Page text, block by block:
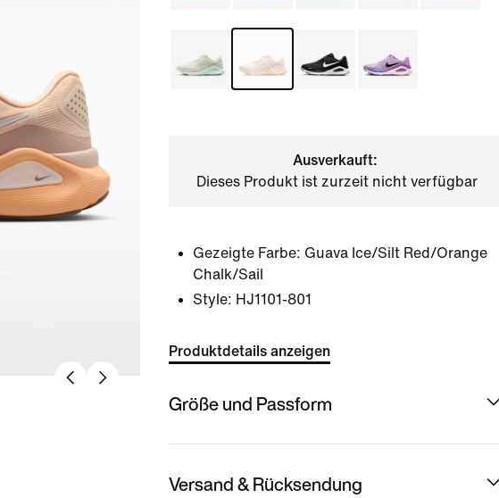
Ausverkauft:
Dieses Produkt ist zurzeit nicht verfügbar
Gezeigte Farbe: Guava Ice/Silt Red/Orange
Chalk/Sail
Style: HJ1101-801
Produktdetails anzeigen
Größe und Passform
Versand & Rücksendung